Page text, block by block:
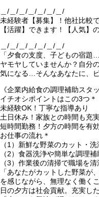
＿/＿/＿/＿/＿/＿/＿/
未経験者【募集】！他社比較
【活躍】できます！【人気】
＿/＿/＿/＿/＿/＿/＿/
「夕食の支度、子どもの宿
ヤモヤしていませんか？自分
気になる…そんなあなたに、
《企業内給食の調理補助スタッ
イチオシポイントはこの3つ＊
未経験OK！丁寧な指導あり
土日休み！家族との時間も充
短時間勤務！夕方の時間を有
お仕事の流れ＊
（1）新鮮な野菜のカット・洗
（2）食器洗浄や簡単な調理補
（3）作業後の清掃で職場を清
「あなたがカットした野菜が
を感じながら、無理なく働く
日の夕方は社会貢献。充実し